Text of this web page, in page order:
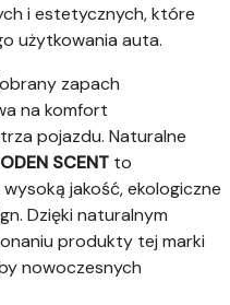
i estetycznych, które
użytkowania auta.
zapach
na komfort
pojazdu. Naturalne
SCENT to
jakość, ekologiczne
Dzięki naturalnym
produkty tej marki
nowoczesnych